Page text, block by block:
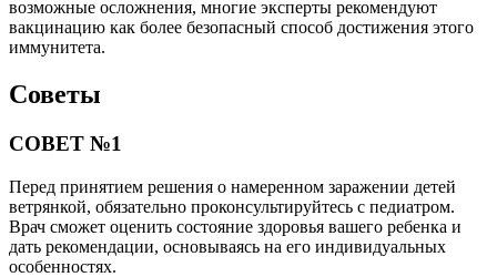
возможные осложнения, многие эксперты рекомендуют
вакцинацию как более безопасный способ достижения этого
иммунитета.
Советы
СОВЕТ №1
Перед принятием решения о намеренном заражении детей
ветрянкой, обязательно проконсультируйтесь с педиатром.
Врач сможет оценить состояние здоровья вашего ребенка и
дать рекомендации, основываясь на его индивидуальных
особенностях.